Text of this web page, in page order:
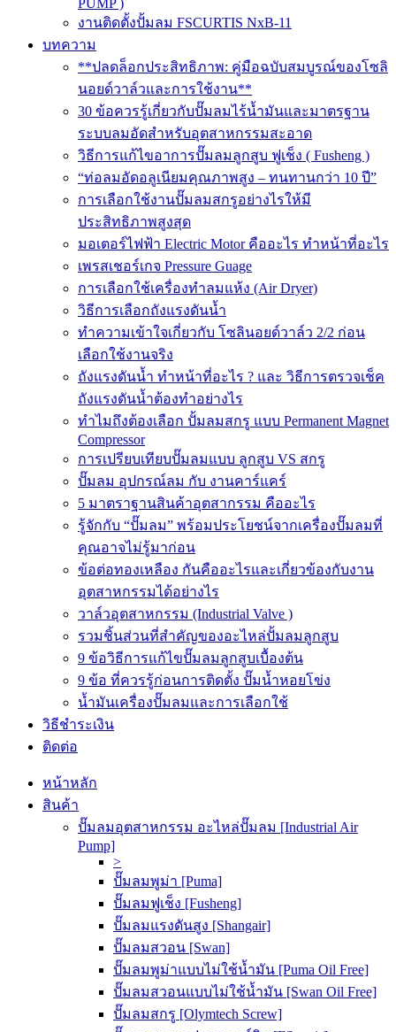
PUMP )
งานติดตั้งปั้มลม FSCURTIS NxB-11
บทความ
**ปลดล็อกประสิทธิภาพ: คู่มือฉบับสมบูรณ์ของโซลิ
นอยด์วาล์วและการใช้งาน**
30 ข้อควรรู้เกี่ยวกับปั๊มลมไร้น้ำมันและมาตรฐาน
ระบบลมอัดสำหรับอุตสาหกรรมสะอาด
วิธีการแก้ไขอาการปั๊มลมลูกสูบ ฟูเช็ง ( Fusheng )
“ท่อลมอัดอลูเนียมคุณภาพสูง – ทนทานกว่า 10 ปี”
การเลือกใช้งานปั๊มลมสกรูอย่างไรให้มี
ประสิทธิภาพสูงสุด
มอเตอร์ไฟฟ้า Electric Motor คืออะไร ทำหน้าที่อะไร
เพรสเชอร์เกจ Pressure Guage
การเลือกใช้เครื่องทำลมแห้ง (Air Dryer)
วิธีการเลือกถังแรงดันน้ำ
ทำความเข้าใจเกี่ยวกับ โซลินอยด์วาล์ว 2/2 ก่อน
เลือกใช้งานจริง
ถังแรงดันน้ำ ทำหน้าที่อะไร ? และ วิธีการตรวจเช็ค
ถังแรงดันน้ำต้องทำอย่างไร
ทำไมถึงต้องเลือก ปั้มลมสกรู แบบ Permanent Magnet
Compressor
การเปรียบเทียบปั๊มลมแบบ ลูกสูบ VS สกรู
ปั๊มลม อุปกรณ์ลม กับ งานคาร์แคร์
5 มาตราฐานสินค้าอุตสากรรม คืออะไร
รู้จักกับ “ปั๊มลม” พร้อมประโยชน์จากเครื่องปั๊มลมที่
คุณอาจไม่รู้มาก่อน
ข้อต่อทองเหลือง กันคืออะไรและเกี่ยวข้องกับงาน
อุตสาหกรรมได้อย่างไร
วาล์วอุตสาหกรรม (Industrial Valve )
รวมชิ้นส่วนที่สำคัญของอะไหล่ปั้มลมลูกสูบ
9 ข้อวิธีการแก้ไขปั๊มลมลูกสูบเบื้องต้น
9 ข้อ ที่ควรรู้ก่อนการติดตั้ง ปั๊มน้ำหอยโข่ง
น้ำมันเครื่องปั๊มลมและการเลือกใช้
วิธีชำระเงิน
ติดต่อ
หน้าหลัก
สินค้า
ปั๊มลมอุตสาหกรรม อะไหล่ปั๊มลม [Industrial Air
Pump]
>
ปั๊มลมพูม่า [Puma]
ปั๊มลมฟูเช็ง [Fusheng]
ปั๊มลมแรงดันสูง [Shangair]
ปั๊มลมสวอน [Swan]
ปั๊มลมพูม่าแบบไม่ใช้น้ำมัน [Puma Oil Free]
ปั๊มลมสวอนแบบไม่ใช้น้ำมัน [Swan Oil Free]
ปั๊มลมสกรู [Olymtech Screw]